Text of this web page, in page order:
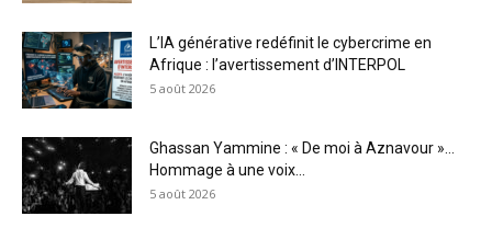
L’IA générative redéfinit le cybercrime en
Afrique : l’avertissement d’INTERPOL
5 août 2026
Ghassan Yammine : « De moi à Aznavour »…
Hommage à une voix...
5 août 2026